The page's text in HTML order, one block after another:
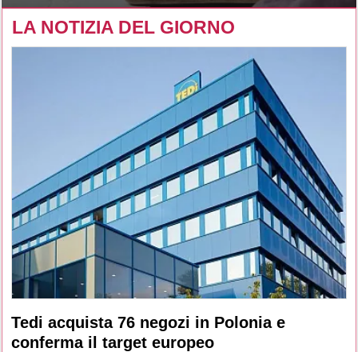
LA NOTIZIA DEL GIORNO
Tedi acquista 76 negozi in Polonia e
conferma il target europeo